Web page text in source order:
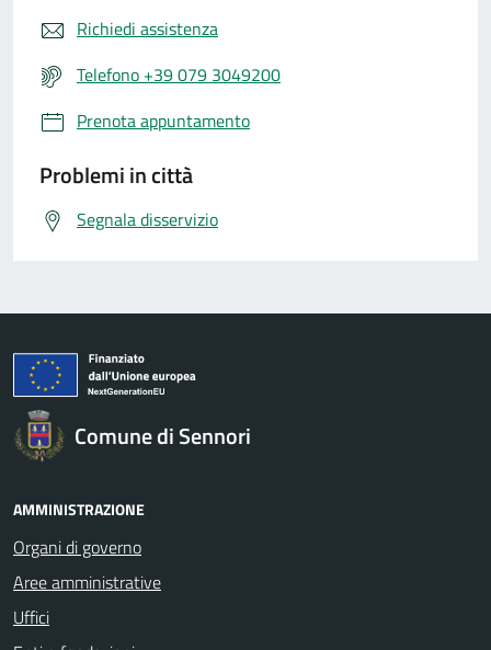
Richiedi assistenza
Telefono +39 079 3049200
Prenota appuntamento
Problemi in città
Segnala disservizio
Comune di Sennori
AMMINISTRAZIONE
Organi di governo
Aree amministrative
Uffici